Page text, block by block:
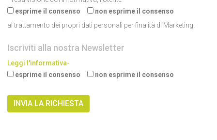
esprime il consenso
non esprime il consenso
al trattamento dei propri dati personali per finalità di Marketing.
Iscriviti alla nostra Newsletter
Leggi l'informativa-
esprime il consenso
non esprime il consenso